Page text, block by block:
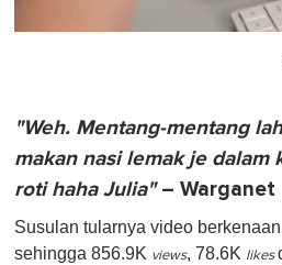
"Weh. Mentang-mentang
makan nasi lemak je dalam
roti haha Julia"– Warganet
Susulan tularnya video
sehingga 856.9K views, 78.6K likes